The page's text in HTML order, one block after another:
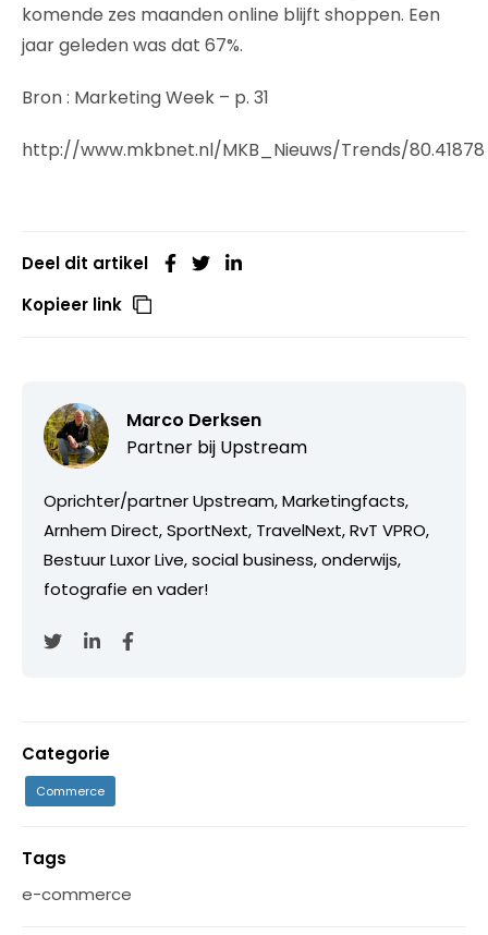
komende zes maanden online blijft shoppen. Een
jaar geleden was dat 67%.
Bron : Marketing Week – p. 31
http://www.mkbnet.nl/MKB_Nieuws/Trends/80.41878
Deel dit artikel
Kopieer link
Marco Derksen
Partner bij Upstream
Oprichter/partner Upstream, Marketingfacts,
Arnhem Direct, SportNext, TravelNext, RvT VPRO,
Bestuur Luxor Live, social business, onderwijs,
fotografie en vader!
Categorie
Commerce
Tags
e-commerce